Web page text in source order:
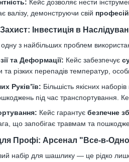
Кейс дозволяє нести
валізу, демонструючи свій
Захист: Інвестиція в
з найбільших проблем
та Деформації: Кейс забезпечує
та різких перепадів температур,
Руків’їв: Більшість якісних
під час транспортування.
Кейс гарантує безпечне
що запобігає травмам та
для Профі: Арсенал "Все-в-
набір для шашлику — це рідко